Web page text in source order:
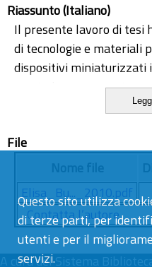
Questo sito utilizza
di terze parti, per
utenti e per il
servizi.
Riassunto (Italiano)
Il presente lavoro di tesi
di tecnologie e materiali
dispositivi miniaturizzati
particolare sono state
interfaccia tra sistemi
centimetro al
alla strategia di
elementi biologici. Sono
esemplificativi delle varie
dispositivi medici che
sostanze biologiche (uno
File
Elisa_Bu..._2010.pdf
Contatta l’autore
A cura delSistema